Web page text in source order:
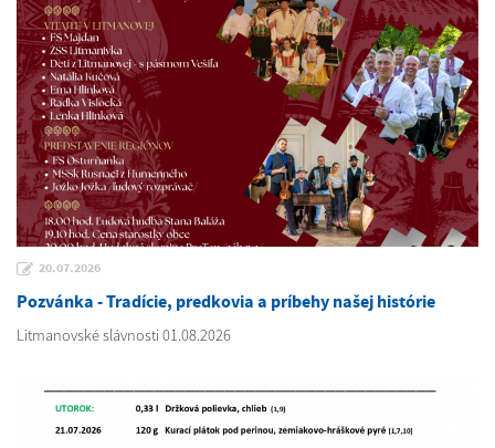
20.07.2026
Pozvánka - Tradície, predkovia a príbehy našej histórie
Litmanovské slávnosti 01.08.2026